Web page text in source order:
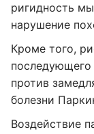
ригидность
нарушение
Кроме того,
последующего
против
болезни
Воздействие